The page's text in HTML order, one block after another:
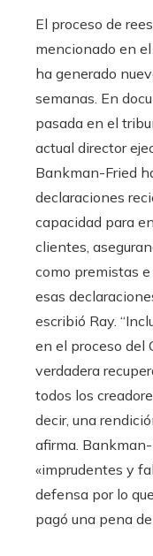
El proceso de
mencionado en
ha generado
semanas. En
pasada en el
actual director
Bankman-Fried
declaraciones
capacidad para
clientes,
como premistas e
esas
escribió Ray.
en el proceso del
verdadera
todos los
decir, una
afirma.
«imprudentes y
defensa por lo
pagó una pena